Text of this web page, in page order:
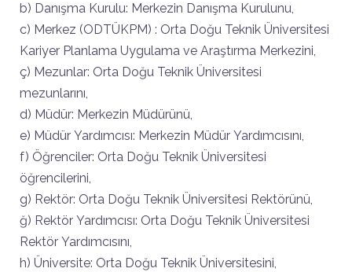
b) Danışma Kurulu: Merkezin Danışma Kurulunu,
c) Merkez (ODTÜKPM) : Orta Doğu Teknik Üniversitesi
Kariyer Planlama Uygulama ve Araştırma Merkezini,
ç) Mezunlar: Orta Doğu Teknik Üniversitesi
mezunlarını,
d) Müdür: Merkezin Müdürünü,
e) Müdür Yardımcısı: Merkezin Müdür Yardımcısını,
f) Öğrenciler: Orta Doğu Teknik Üniversitesi
öğrencilerini,
g) Rektör: Orta Doğu Teknik Üniversitesi Rektörünü,
ğ) Rektör Yardımcısı: Orta Doğu Teknik Üniversitesi
Rektör Yardımcısını,
h) Üniversite: Orta Doğu Teknik Üniversitesini,